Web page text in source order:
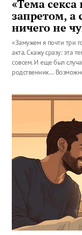
«Тема
запретом, а
ничего не
«Замужем я почти три
акта. Скажу сразу: эта
совсем. И еще был
родственник…